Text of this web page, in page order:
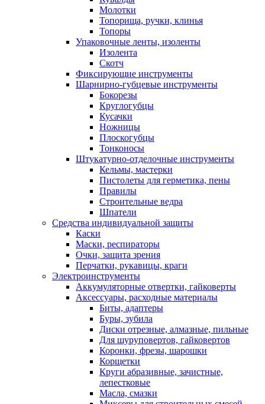
Молотки
Топорища, ручки, клинья
Топоры
Упаковочные ленты, изоленты
Изолента
Скотч
Фиксирующие инструменты
Шарнирно-губцевые инструменты
Бокорезы
Круглогубцы
Кусачки
Ножницы
Плоскогубцы
Тонконосы
Штукатурно-отделочные инструменты
Кельмы, мастерки
Пистолеты для герметика, пены
Правилы
Строительные ведра
Шпатели
Средства индивидуальной защиты
Каски
Маски, респираторы
Очки, защита зрения
Перчатки, рукавицы, краги
Электроинструменты
Аккумуляторные отвертки, гайковерты
Аксессуары, расходные материалы
Биты, адаптеры
Буры, зубила
Диски отрезные, алмазные, пильные
Для шуруповертов, гайковертов
Коронки, фрезы, шарошки
Корщетки
Круги абразивные, зачистные,
лепестковые
Масла, смазки